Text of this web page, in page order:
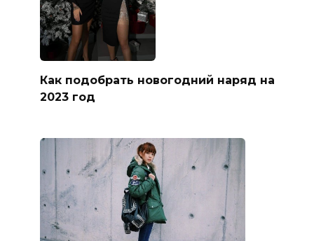
Как подобрать новогодний наряд на
2023 год